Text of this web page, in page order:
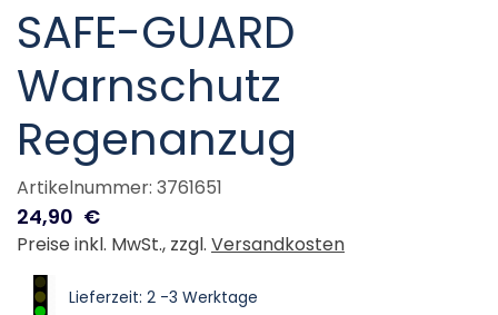
SAFE-GUARD
Warnschutz
Regenanzug
Artikelnummer: 3761651
24,90 €
Preise inkl. MwSt., zzgl. Versandkosten
Lieferzeit: 2 -3 Werktage